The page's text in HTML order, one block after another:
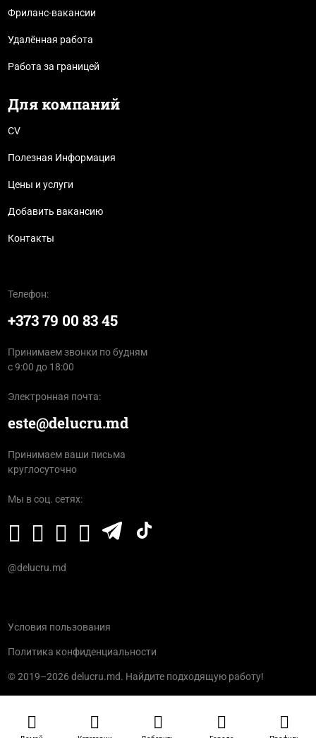
Фриланс-вакансии
Удалённая работа
Работа за границей
Для компаний
CV
Полезная Информация
Цены и услуги
Добавить вакансию
Контакты
Телефон:
+373 79 00 83 45
Принимаем звонки по будням
с 9:00 до 18:00
Электронная почта:
este@delucru.md
Принимаем ваши письма
круглосуточно
Мы в соц. сетях:
@delucru.md
© 2019–2026 delucru.md. Найдите подходящую работу!
Условия пользования
Политика конфиденциальности